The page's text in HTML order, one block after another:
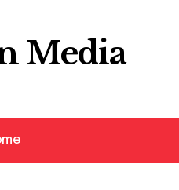
Media